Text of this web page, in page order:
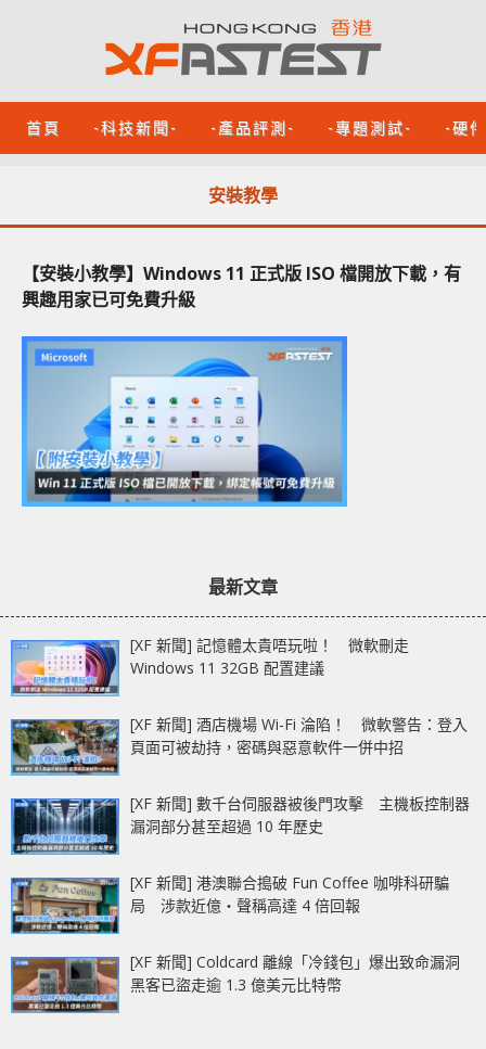
首頁 -科技新聞- -產品評測- -專題測試- -硬
安裝教學
【安裝小教學】Windows 11 正式版 ISO 檔開放下載，有
興趣用家已可免費升級
最新文章
[XF 新聞] 記憶體太貴唔玩啦！ 微軟刪走
Windows 11 32GB 配置建議
[XF 新聞] 酒店機場 Wi-Fi 淪陷！ 微軟警告：登入
頁面可被劫持，密碼與惡意軟件一併中招
[XF 新聞] 數千台伺服器被後門攻擊 主機板控制器
漏洞部分甚至超過 10 年歷史
[XF 新聞] 港澳聯合搗破 Fun Coffee 咖啡科研騙
局 涉款近億‧聲稱高達 4 倍回報
[XF 新聞] Coldcard 離線「冷錢包」爆出致命漏洞
黑客已盜走逾 1.3 億美元比特幣